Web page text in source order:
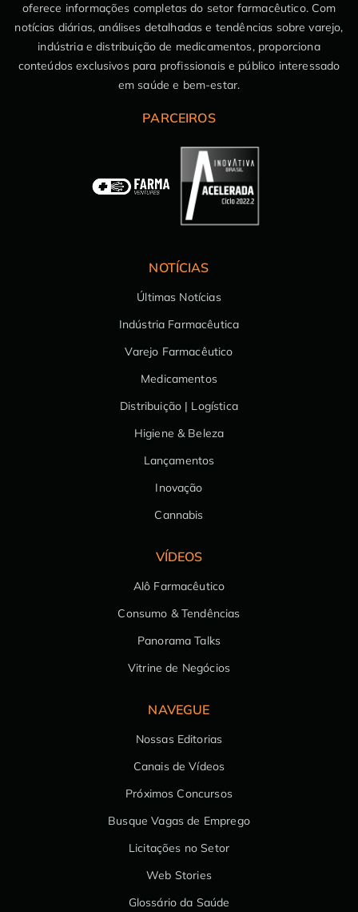
oferece informações completas do setor farmacêutico. Com
notícias diárias, análises detalhadas e tendências sobre varejo,
indústria e distribuição de medicamentos, proporciona
conteúdos exclusivos para profissionais e público interessado
em saúde e bem-estar.
PARCEIROS
NOTÍCIAS
Últimas Notícias
Indústria Farmacêutica
Varejo Farmacêutico
Medicamentos
Distribuição | Logística
Higiene & Beleza
Lançamentos
Inovação
Cannabis
VÍDEOS
Alô Farmacêutico
Consumo & Tendências
Panorama Talks
Vitrine de Negócios
NAVEGUE
Nossas Editorias
Canais de Vídeos
Próximos Concursos
Busque Vagas de Emprego
Licitações no Setor
Web Stories
Glossário da Saúde